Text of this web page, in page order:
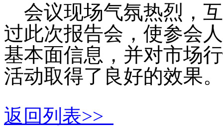
会议现场气氛热烈，
过此次报告会，使参会
基本面信息，并对市场
活动取得了良好的效果。
返回列表>>